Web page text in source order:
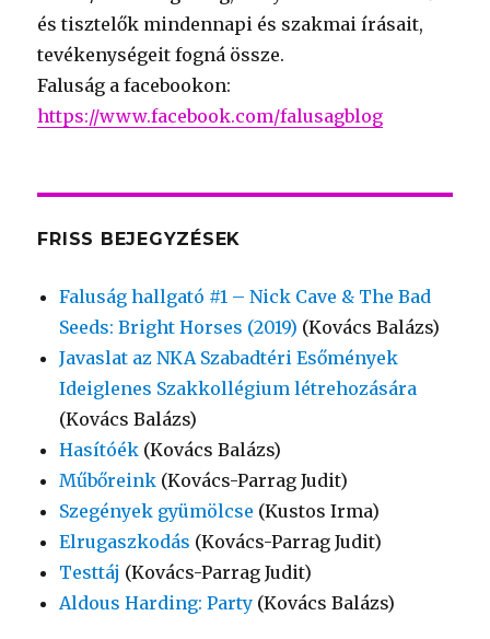
és tisztelők mindennapi és szakmai írásait,
tevékenységeit fogná össze.
Faluság a facebookon:
https://www.facebook.com/falusagblog
FRISS BEJEGYZÉSEK
Faluság hallgató #1 – Nick Cave & The Bad
Seeds: Bright Horses (2019) (Kovács Balázs)
Javaslat az NKA Szabadtéri Esőmények
Ideiglenes Szakkollégium létrehozására
(Kovács Balázs)
Hasítóék (Kovács Balázs)
Műbőreink (Kovács-Parrag Judit)
Szegények gyümölcse (Kustos Irma)
Elrugaszkodás (Kovács-Parrag Judit)
Testtáj (Kovács-Parrag Judit)
Aldous Harding: Party (Kovács Balázs)